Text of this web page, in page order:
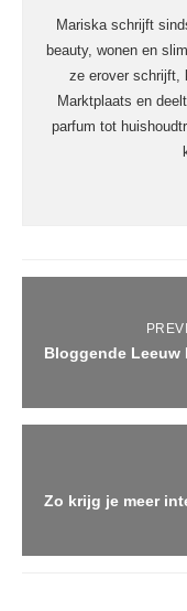
Mariska schrijft
beauty, wonen en
ze erover schrijft,
Marktplaats en
parfum tot
Bloggende Leeuw
Zo krijg je meer